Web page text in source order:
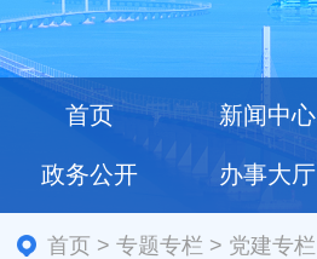
首页 新闻中心
政务公开 办事大厅
首页 >专题专栏 > 党建专栏